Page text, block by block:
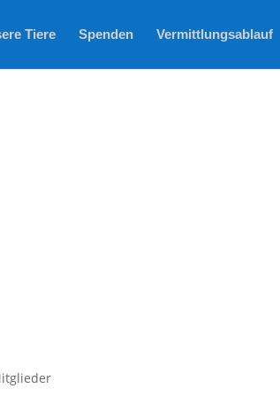
Tiere Spenden Vermittlungsablauf